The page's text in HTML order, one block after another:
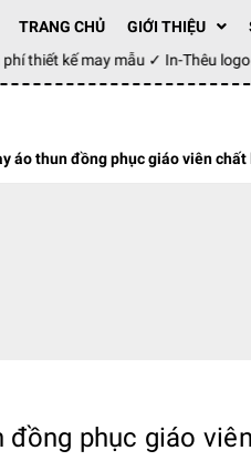
TRANG CHỦ GIỚI THIỆU
phí thiết kế may mẫu ✓ In-Thêu
áo thun đồng phục giáo viên chất
phục giáo